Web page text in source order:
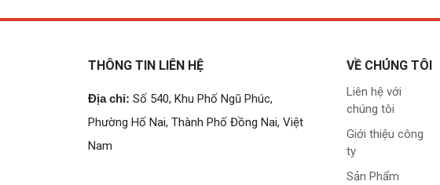
THÔNG TIN LIÊN HỆ
Địa chỉ: Số 540, Khu Phố Ngũ Phúc,
Phường Hố Nai, Thành Phố Đồng Nai, Việt
Nam
VỀ CHÚNG TÔI
Liên hệ với
chúng tôi
Giới thiệu công
ty
Sản Phẩm